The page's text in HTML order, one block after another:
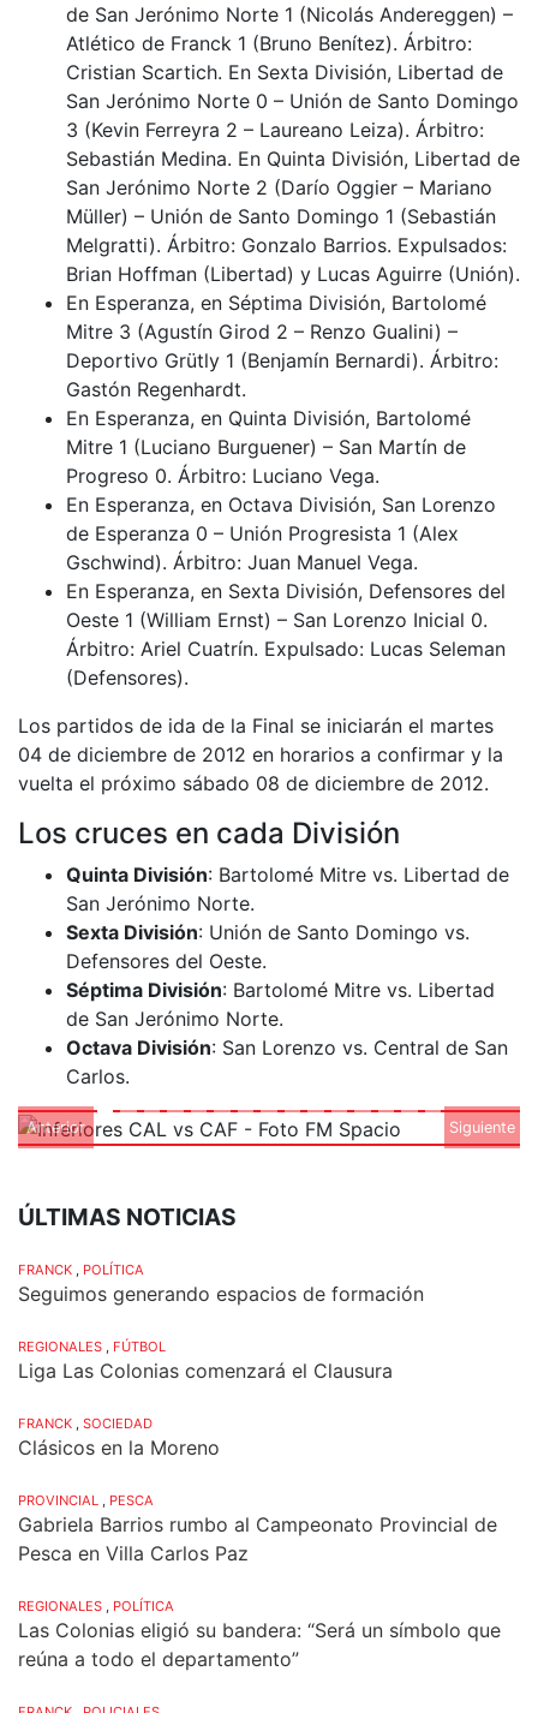
de San Jerónimo Norte 1 (Nicolás Andereggen) –
Atlético de Franck 1 (Bruno Benítez). Árbitro:
Cristian Scartich. En Sexta División, Libertad de
San Jerónimo Norte 0 – Unión de Santo Domingo
3 (Kevin Ferreyra 2 – Laureano Leiza). Árbitro:
Sebastián Medina. En Quinta División, Libertad de
San Jerónimo Norte 2 (Darío Oggier – Mariano
Müller) – Unión de Santo Domingo 1 (Sebastián
Melgratti). Árbitro: Gonzalo Barrios. Expulsados:
Brian Hoffman (Libertad) y Lucas Aguirre (Unión).
En Esperanza, en Séptima División, Bartolomé
Mitre 3 (Agustín Girod 2 – Renzo Gualini) –
Deportivo Grütly 1 (Benjamín Bernardi). Árbitro:
Gastón Regenhardt.
En Esperanza, en Quinta División, Bartolomé
Mitre 1 (Luciano Burguener) – San Martín de
Progreso 0. Árbitro: Luciano Vega.
En Esperanza, en Octava División, San Lorenzo
de Esperanza 0 – Unión Progresista 1 (Alex
Gschwind). Árbitro: Juan Manuel Vega.
En Esperanza, en Sexta División, Defensores del
Oeste 1 (William Ernst) – San Lorenzo Inicial 0.
Árbitro: Ariel Cuatrín. Expulsado: Lucas Seleman
(Defensores).
Los partidos de ida de la Final se iniciarán el martes
04 de diciembre de 2012 en horarios a confirmar y la
vuelta el próximo sábado 08 de diciembre de 2012.
Los cruces en cada División
Quinta División: Bartolomé Mitre vs. Libertad de
San Jerónimo Norte.
Sexta División: Unión de Santo Domingo vs.
Defensores del Oeste.
Séptima División: Bartolomé Mitre vs. Libertad
de San Jerónimo Norte.
Octava División: San Lorenzo vs. Central de San
Carlos.
Anterior Siguiente
ÚLTIMAS NOTICIAS
FRANCK POLÍTICA
Seguimos generando espacios de formación
REGIONALES FÚTBOL
Liga Las Colonias comenzará el Clausura
FRANCK SOCIEDAD
Clásicos en la Moreno
PROVINCIAL PESCA
Gabriela Barrios rumbo al Campeonato Provincial de
Pesca en Villa Carlos Paz
REGIONALES POLÍTICA
Las Colonias eligió su bandera: “Será un símbolo que
reúna a todo el departamento”